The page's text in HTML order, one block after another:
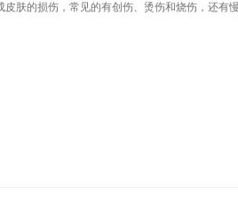
肤的损伤，常见的有创伤、烫伤和烧伤，还有